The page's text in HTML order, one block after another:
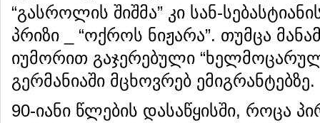
“გასროლის შიშმა” კი სან-
პრიზი _ “ოქროს ნიჟარა”. თუმცა
იუმორით გაჯერებული
გერმანიაში მცხოვრებ ემიგრანტებზე.
90-იანი წლების დასაწყისში, როცა